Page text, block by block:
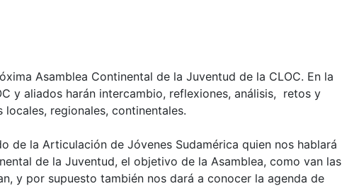
Asamblea Continental de la Juventud de la CLOC. En la
y aliados harán intercambio, reflexiones, análisis, retos y
regionales, continentales.
de la Articulación de Jóvenes Sudamérica quien nos hablará
de la Juventud, el objetivo de la Asamblea, como van las
y por supuesto también nos dará a conocer la agenda de